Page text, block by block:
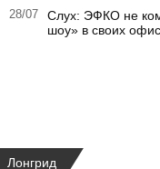
28/07
Слух: ЭФКО не
шоу» в своих
Лонгрид